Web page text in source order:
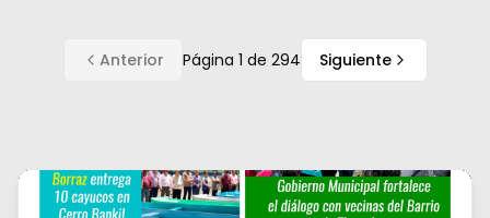
Anterior Página 1 de 294 Siguiente